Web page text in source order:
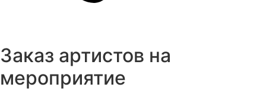
Заказ артистов на
мероприятие